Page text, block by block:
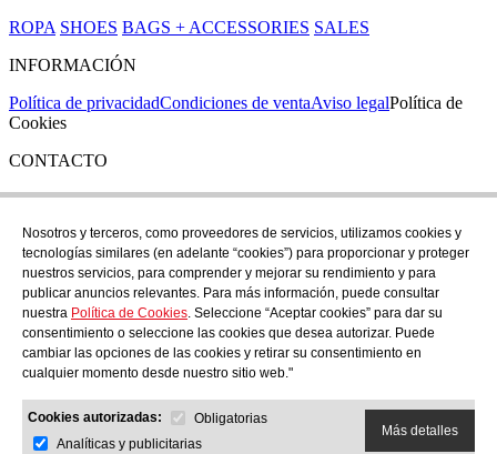
ROPA SHOES BAGS + ACCESSORIES SALES
INFORMACIÓN
Política de privacidadCondiciones de ventaAviso legalPolítica de
Cookies
CONTACTO
Si tienes cualquier duda puedes contactar con nosotros en nuestra
TEL: +34 972 21 30 04
EMAIL: despiral@despiral.com
SÍGUENOS EN
Instagram
Financiado por la Unión Europea -
NextGeneration EU
Nosotros y terceros, como proveedores de servicios, utilizamos cookies y
tecnologías similares (en adelante “cookies”) para proporcionar y proteger
nuestros servicios, para comprender y mejorar su rendimiento y para
publicar anuncios relevantes. Para más información, puede consultar
nuestra Política de Cookies. Seleccione “Aceptar cookies” para dar su
consentimiento o seleccione las cookies que desea autorizar. Puede
cambiar las opciones de las cookies y retirar su consentimiento en
cualquier momento desde nuestro sitio web."
Cookies autorizadas:
Obligatorias
Analíticas y publicitarias
Más detalles